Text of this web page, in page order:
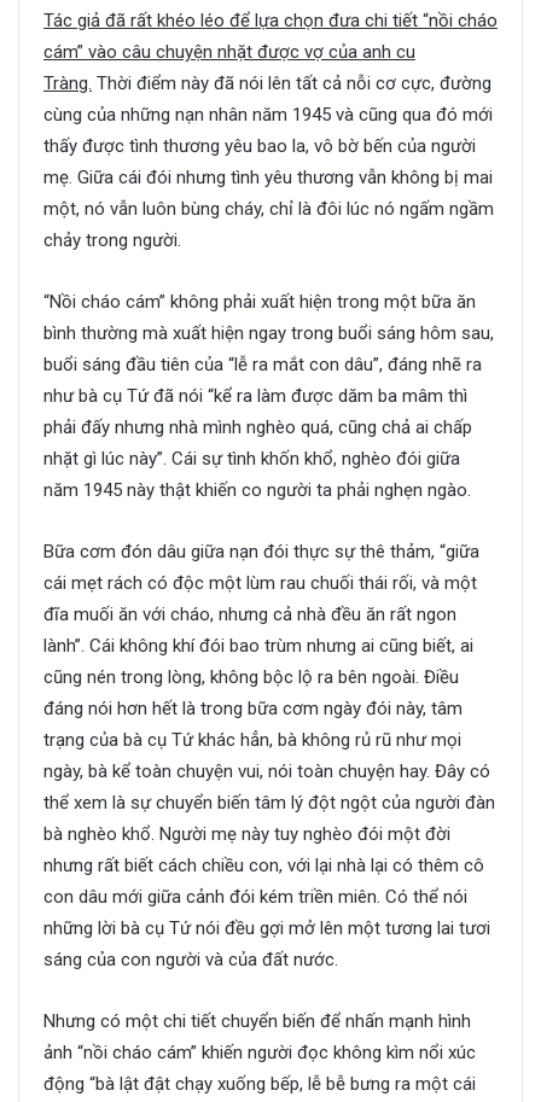
Tác giả đã rất khéo léo để lựa chọn đưa chi tiết “nồi cháo
cám” vào câu chuyện nhặt được vợ của anh cu
Tràng. Thời điểm này đã nói lên tất cả nỗi cơ cực, đường
cùng của những nạn nhân năm 1945 và cũng qua đó mới
thấy được tình thương yêu bao la, vô bờ bến của người
mẹ. Giữa cái đói nhưng tình yêu thương vẫn không bị mai
một, nó vẫn luôn bùng cháy, chỉ là đôi lúc nó ngấm ngầm
chảy trong người.
“Nồi cháo cám” không phải xuất hiện trong một bữa ăn
bình thường mà xuất hiện ngay trong buổi sáng hôm sau,
buổi sáng đầu tiên của “lễ ra mắt con dâu”, đáng nhẽ ra
như bà cụ Tứ đã nói “kể ra làm được dăm ba mâm thì
phải đấy nhưng nhà mình nghèo quá, cũng chả ai chấp
nhặt gì lúc này”. Cái sự tình khốn khổ, nghèo đói giữa
năm 1945 này thật khiến co người ta phải nghẹn ngào.
Bữa cơm đón dâu giữa nạn đói thực sự thê thảm, “giữa
cái mẹt rách có độc một lùm rau chuối thái rối, và một
đĩa muối ăn với cháo, nhưng cả nhà đều ăn rất ngon
lành”. Cái không khí đói bao trùm nhưng ai cũng biết, ai
cũng nén trong lòng, không bộc lộ ra bên ngoài. Điều
đáng nói hơn hết là trong bữa cơm ngày đói này, tâm
trạng của bà cụ Tứ khác hẳn, bà không rủ rũ như mọi
ngày, bà kể toàn chuyện vui, nói toàn chuyện hay. Đây có
thể xem là sự chuyển biến tâm lý đột ngột của người đàn
bà nghèo khổ. Người mẹ này tuy nghèo đói một đời
nhưng rất biết cách chiều con, với lại nhà lại có thêm cô
con dâu mới giữa cảnh đói kém triền miên. Có thể nói
những lời bà cụ Tứ nói đều gợi mở lên một tương lai tươi
sáng của con người và của đất nước.
Nhưng có một chi tiết chuyển biến để nhấn mạnh hình
ảnh “nồi cháo cám” khiến người đọc không kìm nổi xúc
động “bà lật đật chạy xuống bếp, lễ bễ bưng ra một cái